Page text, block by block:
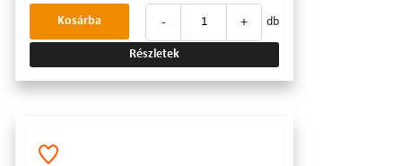
- + db
Kosárba
Részletek